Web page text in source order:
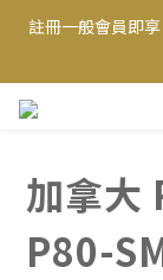
【專屬VIP折扣
註冊一般會員即
【專屬VIP折
加拿大
P80-